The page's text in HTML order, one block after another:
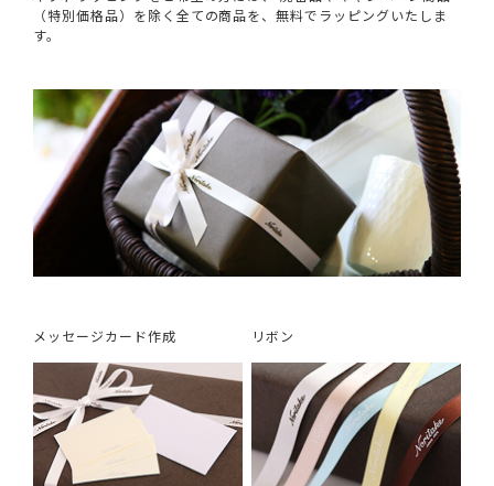
（特別価格品）を除く全ての商品を、無料でラッピングいたしま
す。
メッセージカード作成 リボン